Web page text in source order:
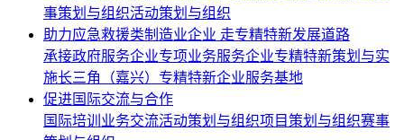
事策划与组织活动策划与组织
助力应急救援类制造业企业 走专精特新发展道路
承接政府服务企业专项业务服务企业专精特新策划与实
施长三角（嘉兴）专精特新企业服务基地
促进国际交流与合作
国际培训 业务交流活动策划与组织项目策划与组织赛事